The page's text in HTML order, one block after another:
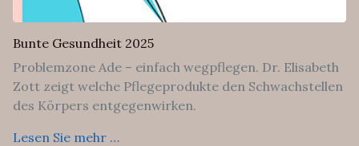
Bunte Gesundheit 2025
Problemzone Ade – einfach wegpflegen. Dr. Elisabeth
Zott zeigt welche Pflegeprodukte den Schwachstellen
des Körpers entgegenwirken.
Lesen Sie mehr …